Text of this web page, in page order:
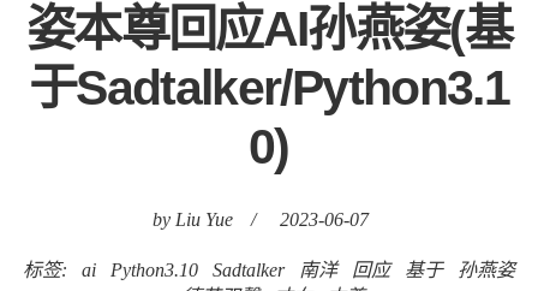
姿本尊回应AI孙燕姿(基
于Sadtalker/Python3.1
0)
by Liu Yue / 2023-06-07
标签: ai Python3.10 Sadtalker 南洋 回应 基于
孙燕姿